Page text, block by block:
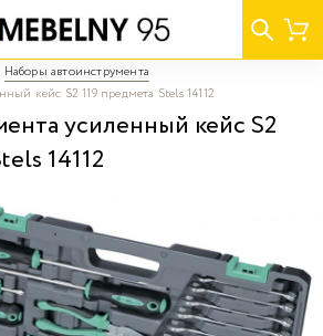
Наборы автоинструмента
кейс S2 119 предмета Stels 14112
усиленный кейс S2
14112